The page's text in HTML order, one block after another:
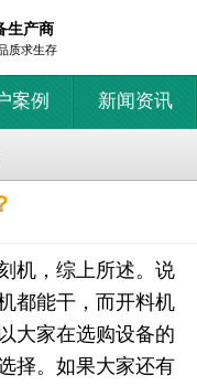
生产商
质求生存
案例 新闻资讯
机，综上所述。说
都能干，而开料机
大家在选购设备的
择。如果大家还有